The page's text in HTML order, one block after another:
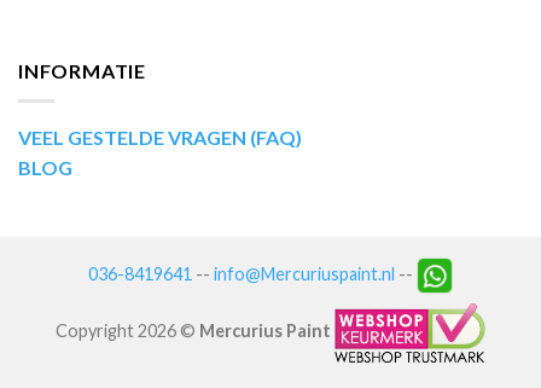
INFORMATIE
VEEL GESTELDE VRAGEN (FAQ)
BLOG
036-8419641 -- info@Mercuriuspaint.nl --
Copyright 2026 © Mercurius Paint